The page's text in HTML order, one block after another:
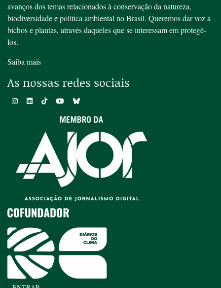
avanços dos temas relacionados à conservação da natureza,
biodiversidade e política ambiental no Brasil. Queremos dar voz a
bichos e plantas, através daqueles que se interessam em protegê-
los.
Saiba mais
As nossas redes sociais